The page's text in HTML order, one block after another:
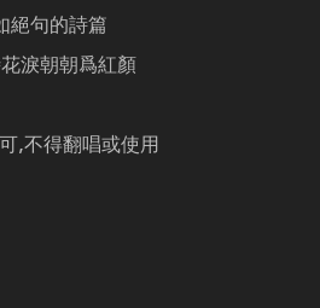
絕句的詩篇
淚朝朝爲紅顏
,不得翻唱或使用